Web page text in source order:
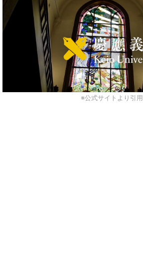
※公式サイトより引用